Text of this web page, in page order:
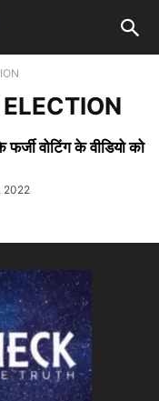
वोटिंग के वीडियो को
2022